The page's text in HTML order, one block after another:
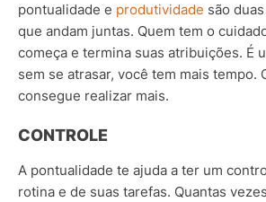
pontualidade e produtividade são
que andam juntas. Quem tem o
começa e termina suas atribuições. É
sem se atrasar, você tem mais tempo.
consegue realizar mais.
CONTROLE
A pontualidade te ajuda a ter um
rotina e de suas tarefas. Quantas